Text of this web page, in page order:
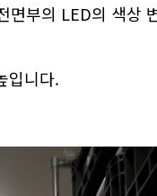
부의 LED의 색상
입니다.